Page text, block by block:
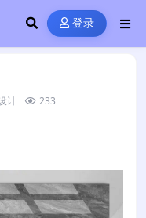
登录
计 233